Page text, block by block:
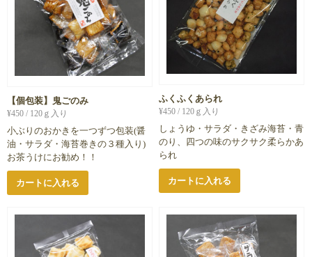
【個包装】鬼ごのみ
¥450 / 120ｇ入り
小ぶりのおかきを一つずつ包装(醤
油・サラダ・海苔巻きの３種入り)
お茶うけにお勧め！！
カートに入れる
ふくふくあられ
¥450 / 120ｇ入り
しょうゆ・サラダ・きざみ海苔・青
のり、四つの味のサクサク柔らかあ
られ
カートに入れる